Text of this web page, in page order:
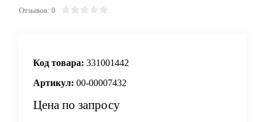
Отзывов: 0
Код товара: 331001442
Артикул: 00-00007432
Цена по запросу